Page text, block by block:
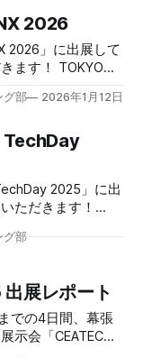
際はぜひご覧くだ
セプトに開発し
ットフォームで
をはじめ、
プンソース合わ
きます。各プロ
す。 6つの
じ質問を複数の
きます。各モデル
思決定や精度が求
2026
TOKYO
南3・4ホールで開
テーマにした総合
、XRコンソーシア
180社以上
スデイ（8日・9
たり、XR・メタ
ントとなりまし
合を入れて会場入
部 2026年1月12日
TechDay
2025」に出
ただきます！
草橋ヒューリッ
ディープテック・
マにした展示交
。しかも午後から
部
展レポート
示会「CEATEC